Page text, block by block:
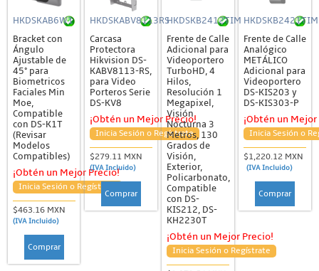
HKDSKAB6W1
Bracket con
Ángulo
Ajustable de
45° para
Biometricos
Faciales Min
Moe,
Compatible
con DS-K1T
(Revisar
Modelos
Compatibles)
¡Obtén un Mejor Precio!
Inicia Sesión o Regístrate
$463.16 MXN
(IVA Incluido)
Comprar
HKDSKABV8113RS
Carcasa
Protectora
Hikvision DS-
KABV8113-RS,
para Video
Porteros Serie
DS-KV8
¡Obtén un Mejor Precio!
Inicia Sesión o Regístrate
$279.11 MXN
(IVA Incluido)
Comprar
HKDSKB2412TIM
Frente de Calle
Adicional para
Videoportero
TurboHD, 4
Hilos,
Resolución 1
Megapixel,
Visión
Nocturna 3
Metros, 130
Grados de
Visión,
Exterior,
Policarbonato,
Compatible
con DS-
KIS212, DS-
KH2230T
¡Obtén un Mejor Precio!
Inicia Sesión o Regístrate
HKDSKB2421TIM
Frente de Calle
Analógico
METÁLICO
Adicional para
Videoportero
DS-KIS203 y
DS-KIS303-P
¡Obtén un
Inicia Sesión o
$1,220.12 MXN
(IVA Incluido)
Comprar